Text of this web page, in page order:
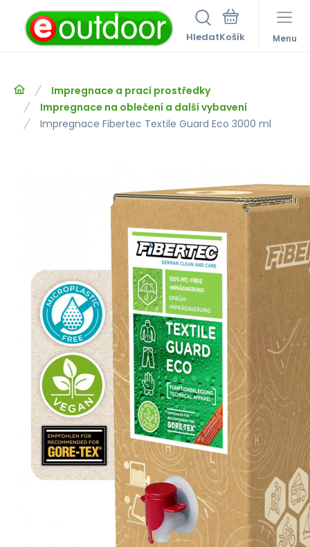
Hledat Menu
Impregnace a prací prostředky
Impregnace na oblečení a další vybavení
Impregnace Fibertec Textile Guard Eco 3000 ml